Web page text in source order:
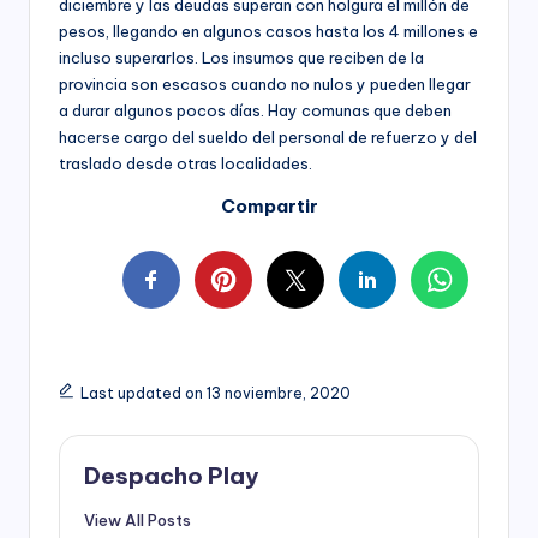
diciembre y las deudas superan con holgura el millón de
pesos, llegando en algunos casos hasta los 4 millones e
incluso superarlos. Los insumos que reciben de la
provincia son escasos cuando no nulos y pueden llegar
a durar algunos pocos días. Hay comunas que deben
hacerse cargo del sueldo del personal de refuerzo y del
traslado desde otras localidades.
Compartir
Last updated on 13 noviembre, 2020
Despacho Play
View All Posts